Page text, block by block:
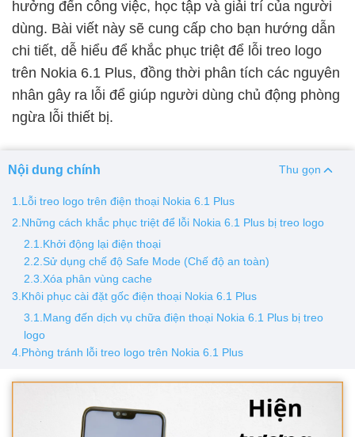
Thay pin
Pin iPhone Pin Samsumg Pin Oppo Pin Xiaomi
Pin Realme
Thay vỏ
Vỏ Huawei
hưởng đến công việc, học tập và giải trí của người
dùng. Bài viết này sẽ cung cấp cho bạn hướng dẫn
chi tiết, dễ hiểu để khắc phục triệt để lỗi treo logo
trên Nokia 6.1 Plus, đồng thời phân tích các nguyên
nhân gây ra lỗi để giúp người dùng chủ động phòng
ngừa lỗi thiết bị.
Nội dung chính Thu gọn
1.Lỗi treo logo trên điện thoại Nokia 6.1 Plus
2.Những cách khắc phục triệt để lỗi Nokia 6.1 Plus bị treo logo
2.1.Khởi động lại điện thoại
2.2.Sử dụng chế độ Safe Mode (Chế độ an toàn)
2.3.Xóa phân vùng cache
3.Khôi phục cài đặt gốc điện thoại Nokia 6.1 Plus
3.1.Mang đến dịch vụ chữa điện thoại Nokia 6.1 Plus bị treo
logo
4.Phòng tránh lỗi treo logo trên Nokia 6.1 Plus